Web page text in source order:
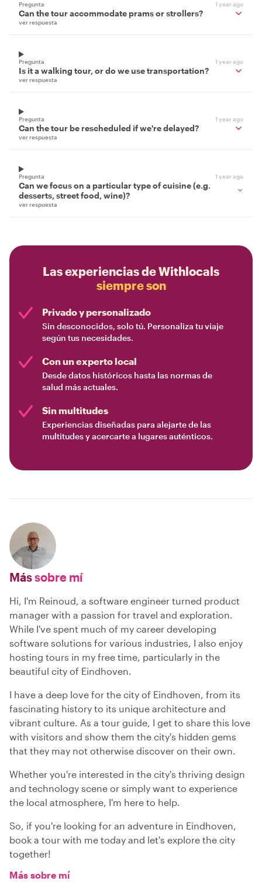
Pregunta 1 year ago
Can the tour accommodate prams or strollers?
ver respuesta
Pregunta 1 year ago
Is it a walking tour, or do we use transportation?
ver respuesta
Pregunta 1 year ago
Can the tour be rescheduled if we're delayed?
ver respuesta
Pregunta 1 year ago
Can we focus on a particular type of cuisine (e.g.
desserts, street food, wine)?
ver respuesta
Las experiencias de Withlocals
siempre son
Privado y personalizado
Sin desconocidos, solo tú. Personaliza tu viaje
según tus necesidades.
Con un experto local
Desde datos históricos hasta las normas de
salud más actuales.
Sin multitudes
Experiencias diseñadas para alejarte de las
multitudes y acercarte a lugares auténticos.
Mássobre mí
Hi, I'm Reinoud, a software engineer turned product
manager with a passion for travel and exploration.
While I've spent much of my career developing
software solutions for various industries, I also enjoy
hosting tours in my free time, particularly in the
beautiful city of Eindhoven.
I have a deep love for the city of Eindhoven, from its
fascinating history to its unique architecture and
vibrant culture. As a tour guide, I get to share this love
with visitors and show them the city's hidden gems
that they may not otherwise discover on their own.
Whether you're interested in the city's thriving design
and technology scene or simply want to experience
the local atmosphere, I'm here to help.
So, if you're looking for an adventure in Eindhoven,
book a tour with me today and let's explore the city
together!
Más sobre mí